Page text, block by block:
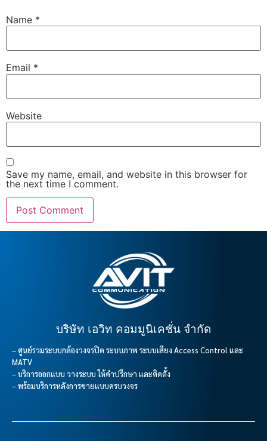
Name *
Email *
Website
Save my name, email, and website in this browser for
the next time I comment.
บริษัท เอวิท คอมมูนิเคชั่น จำกัด
– ศูนย์รวมระบบกล้องวงจรปิด ระบบภาพ ระบบเสียง Access Control และ
MATV
– บริการออกแบบ วางระบบ ให้คำปรึกษา และติดตั้ง
– พร้อมบริการหลังการขายแบบครบวงจร